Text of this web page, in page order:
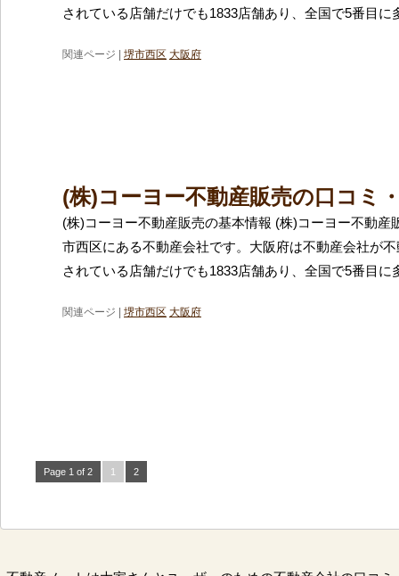
されている店舗だけでも1833店舗あり、全国で5番目に
関連ページ | 堺市西区 大阪府
(株)コーヨー不動産販売の口コミ
(株)コーヨー不動産販売の基本情報 (株)コーヨー不動産
市西区にある不動産会社です。大阪府は不動産会社が
されている店舗だけでも1833店舗あり、全国で5番目に
関連ページ | 堺市西区 大阪府
Page 1 of 2 1 2